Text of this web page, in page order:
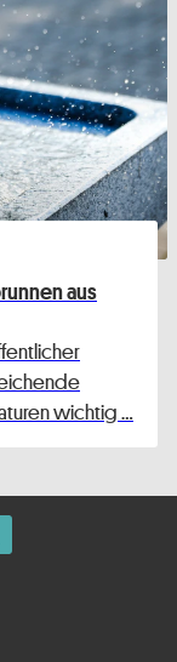
aus
wichtig …